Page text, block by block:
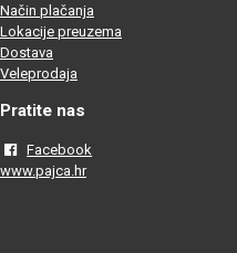
Način plačanja
Lokacije preuzema
Dostava
Veleprodaja
Pratite nas
Facebook
www.pajca.hr